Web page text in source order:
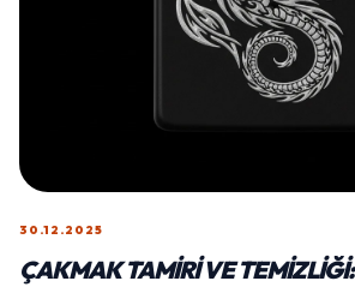
30.12.2025
ÇAKMAK TAMIRI VE TEMIZLIĞI: